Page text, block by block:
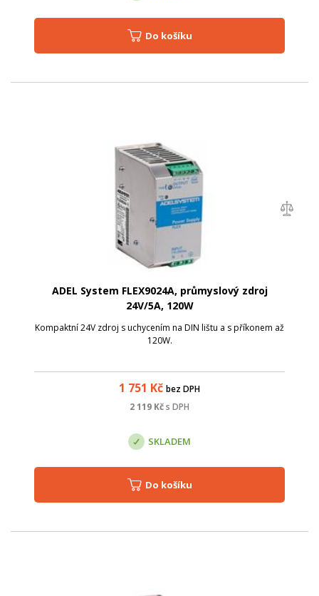
Do košíku
ADEL System FLEX9024A, průmyslový zdroj
24V/5A, 120W
Kompaktní 24V zdroj s uchycením na DIN lištu a s příkonem až
120W.
1 751 Kč bez DPH
2 119 Kčs DPH
SKLADEM
Do košíku